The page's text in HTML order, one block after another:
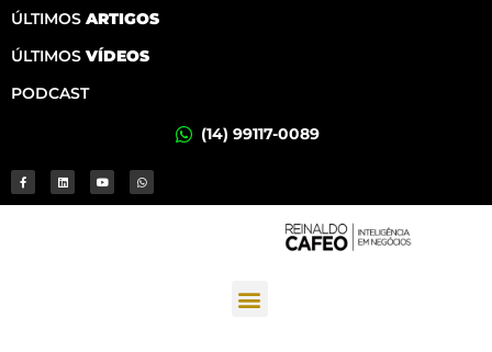
ÚLTIMOS ARTIGOS
ÚLTIMOS VÍDEOS
PODCAST
(14) 99117-0089